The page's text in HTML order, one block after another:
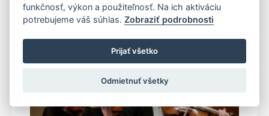
Zdroj: Archív hudobného centra
Autor: Roderik Kučavík
funkčnosť, výkon a použiteľnosť. Na ich aktiváciu
potrebujeme váš súhlas.Zobraziť podrobnosti
Prijať všetko
Odmietnuť všetky